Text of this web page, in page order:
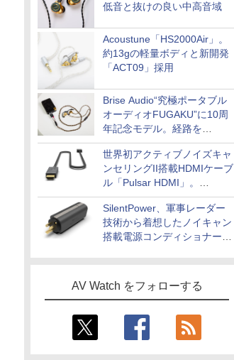
低音と抜けの良い中高音域
Acoustune「HS2000Air」。
約13gの軽量ボディと新開発
「ACT09」採用
Brise Audio“究極ポータブル
オーディオFUGAKU”に10周
年記念モデル。経路を
NISHIKIで統一。400万円
世界初アクティブノイズキャ
ンセリングII搭載HDMIケーブ
ル「Pulsar HDMI」。
SilentPowerから
SilentPower、軍事レーダー
技術から着想したノイキャン
搭載電源コンディショナー
AV Watch をフォローする